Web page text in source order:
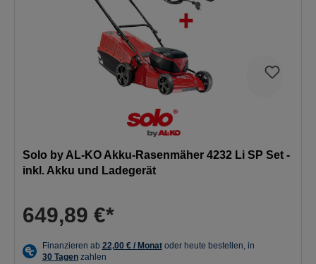
Solo by AL-KO Akku-Rasenmäher 4232 Li SP Set -
inkl. Akku und Ladegerät
649,89 €*